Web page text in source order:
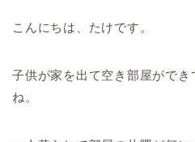
こんにちは、たけです。
子供が家を出て空き部屋ができ
ね。